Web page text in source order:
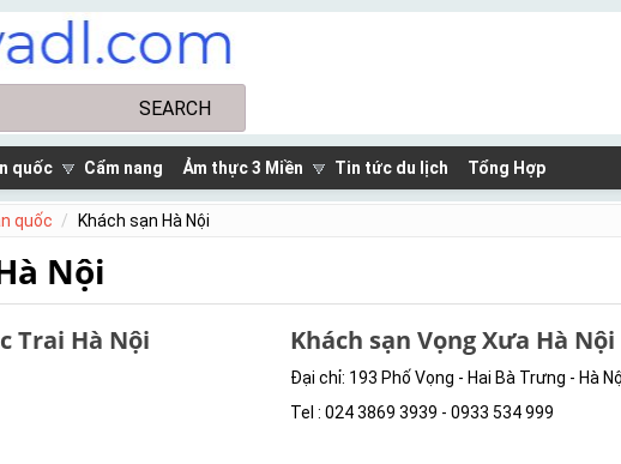
quốc Cẩm nang Ảm thực 3 Miền Tin tức du lịch Tổng Hợp
quốc Khách sạn Hà Nội
Nội
Trai Hà Nội Khách sạn Vọng Xưa Hà Nội
Đại chỉ: 193 Phố Vọng - Hai Bà Trưng - Hà
Tel : 024 3869 3939 - 0933 534 999